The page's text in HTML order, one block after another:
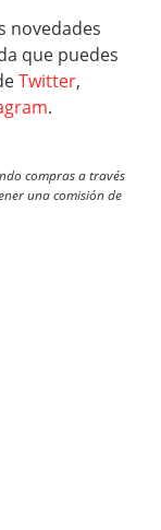
novedades
que puedes
Twitter,
.
compras a través
una comisión de